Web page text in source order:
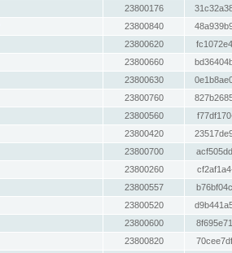
23800176
23800840
23800620
23800660
23800630
23800760
23800560
23800420
23800700
23800260
23800557
23800520
23800600
23800820